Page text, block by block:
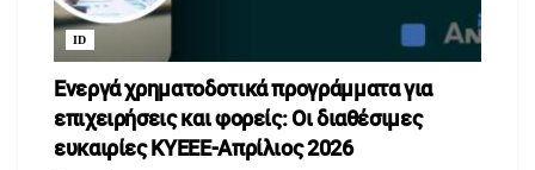
ID
Ενεργά χρηματοδοτικά προγράμματα για
επιχειρήσεις και φορείς: Οι διαθέσιμες
ευκαιρίες ΚΥΕΕΕ-Απρίλιος 2026